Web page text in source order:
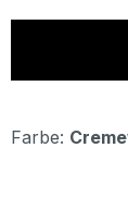
Farbe: